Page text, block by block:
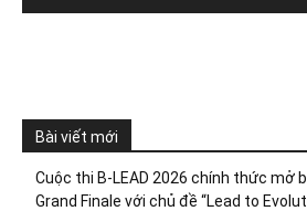
Bài viết mới
Cuộc thi B-LEAD 2026 chính thức mở
Grand Finale với chủ đề “Lead to